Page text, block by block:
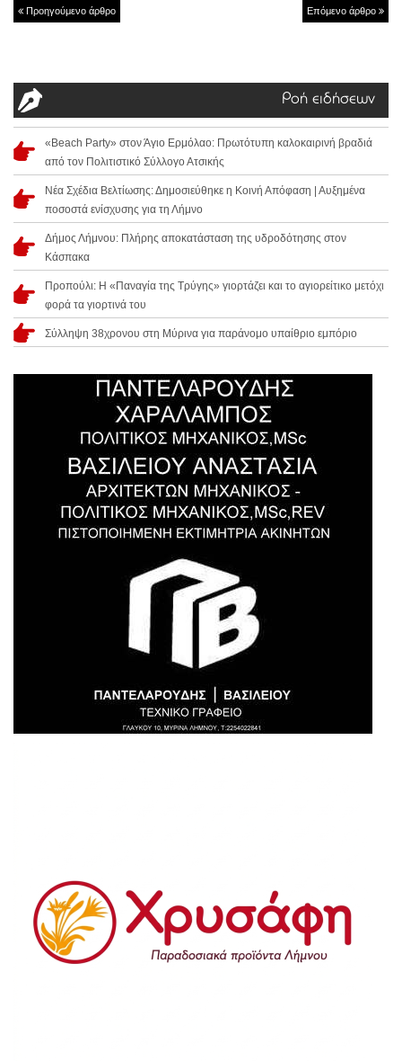
Προηγούμενο άρθρο Επόμενο άρθρο
Ροή ειδήσεων
«Beach Party» στον Άγιο Ερμόλαο: Πρωτότυπη καλοκαιρινή βραδιά
από τον Πολιτιστικό Σύλλογο Ατσικής
Νέα Σχέδια Βελτίωσης: Δημοσιεύθηκε η Κοινή Απόφαση | Αυξημένα
ποσοστά ενίσχυσης για τη Λήμνο
Δήμος Λήμνου: Πλήρης αποκατάσταση της υδροδότησης στον
Κάσπακα
Προπούλι: Η «Παναγία της Τρύγης» γιορτάζει και το αγιορείτικο μετόχι
φορά τα γιορτινά του
Σύλληψη 38χρονου στη Μύρινα για παράνομο υπαίθριο εμπόριο